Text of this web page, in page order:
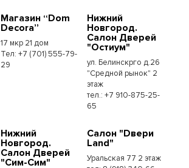
Магазин “Dom
Decora”
17 мкр 21 дом
Тел: +7 (701) 555-79-
29
Нижний
Новгород.
Салон Дверей
"Остиум"
ул. Белинскрго д.26
"Средной рынок" 2
этаж
тел.: +7 910-875-25-
65
Нижний
Новгород.
Салон Дверей
"Сим-Сим"
Салон "Dвери
Land"
Уральская 77 2 этаж